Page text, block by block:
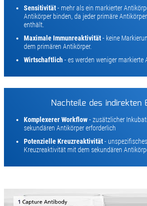
Sensitivität- mehr als ein markierter
Antikörper binden, da jeder primäre
enthält.
Maximale Immunreaktivität- keine
dem primären Antikörper.
Wirtschaftlich- es werden weniger markierte
Nachteile des indirekten
Komplexerer Workflow- zusätzlicher
sekundären Antikörper erforderlich
Potenzielle Kreuzreaktivität-
Kreuzreaktivität mit dem sekundären